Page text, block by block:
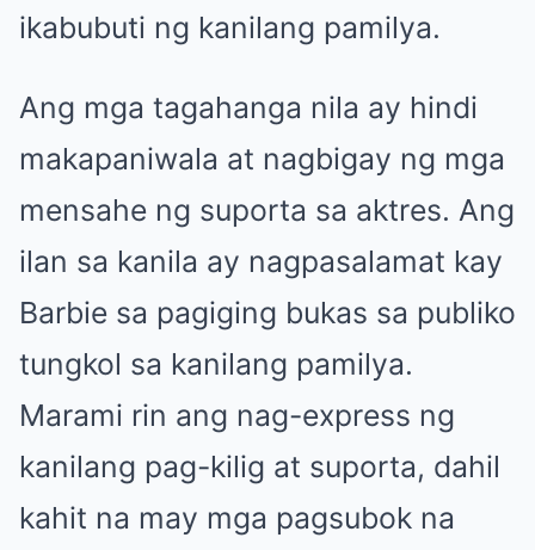
ikabubuti ng kanilang pamilya.
Ang mga tagahanga nila ay hindi
makapaniwala at nagbigay ng mga
mensahe ng suporta sa aktres. Ang
ilan sa kanila ay nagpasalamat kay
Barbie sa pagiging bukas sa publiko
tungkol sa kanilang pamilya.
Marami rin ang nag-express ng
kanilang pag-kilig at suporta, dahil
kahit na may mga pagsubok na